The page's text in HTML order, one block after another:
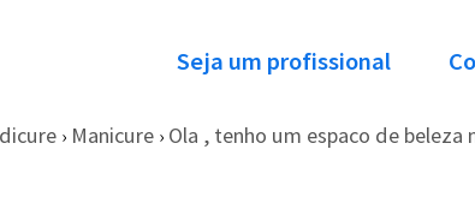
Seja um profissional
› Manicure › Ola , tenho um espaco de beleza